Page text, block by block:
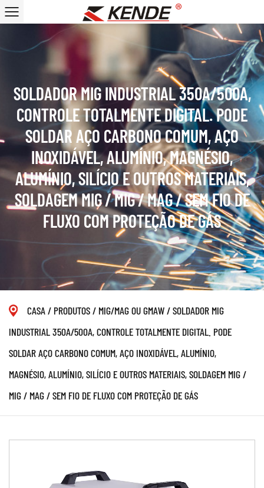
SOLDADOR MIG INDUSTRIAL 350A/500A,
CONTROLE TOTALMENTE DIGITAL. PODE
SOLDAR AÇO CARBONO COMUM, AÇO
INOXIDÁVEL, ALUMÍNIO, MAGNÉSIO,
ALUMÍNIO, SILÍCIO E OUTROS MATERIAIS,
SOLDAGEM MIG / MIG / MAG / SEM FIO DE
FLUXO COM PROTEÇÃO DE GÁS
CASA/ PRODUTOS/ MIG/MAG OU GMAW/SOLDADOR MIG
INDUSTRIAL 350A/500A, CONTROLE TOTALMENTE DIGITAL. PODE
SOLDAR AÇO CARBONO COMUM, AÇO INOXIDÁVEL, ALUMÍNIO,
MAGNÉSIO, ALUMÍNIO, SILÍCIO E OUTROS MATERIAIS, SOLDAGEM MIG /
MIG / MAG / SEM FIO DE FLUXO COM PROTEÇÃO DE GÁS